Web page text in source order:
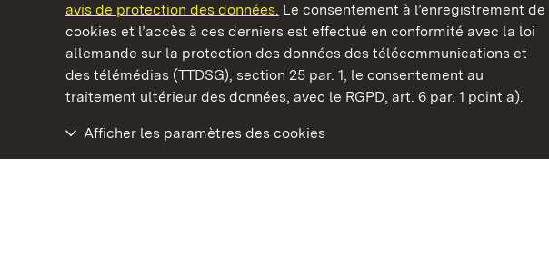
avis de protection des données. Le consentement à l’enregistrement de
cookies et l’accès à ces derniers est effectué en conformité avec la loi
allemande sur la protection des données des télécommunications et
des télémédias (TTDSG), section 25 par. 1, le consentement au
traitement ultérieur des données, avec le RGPD, art. 6 par. 1 point a).
Afficher les paramètres des cookies
Staatliche Schlösser und Gärten Baden‑Württemberg